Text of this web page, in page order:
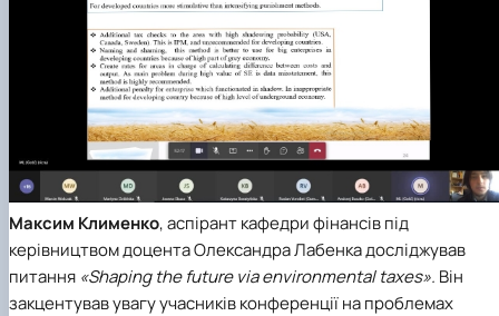
Максим Клименко, аспірант кафедри фінансів під
керівництвом доцента Олександра Лабенка досліджував
питання «Shaping the future via environmental taxes». Він
закцентував увагу учасників конференції на проблемах